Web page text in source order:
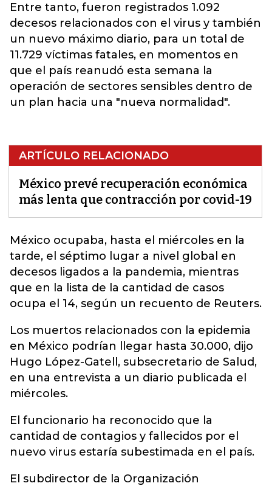
Entre tanto, fueron registrados 1.092
decesos relacionados con el virus y también
un nuevo máximo diario, para un total de
11.729 víctimas fatales, en momentos en
que el país reanudó esta semana la
operación de sectores sensibles dentro de
un plan hacia una "nueva normalidad".
ARTÍCULO RELACIONADO
México prevé recuperación económica
más lenta que contracción por covid-19
México ocupaba, hasta el miércoles en la
tarde, el séptimo lugar a nivel global en
decesos ligados a la pandemia, mientras
que en la lista de la cantidad de casos
ocupa el 14, según un recuento de Reuters.
Los muertos relacionados con la epidemia
en México podrían llegar hasta 30.000, dijo
Hugo López-Gatell, subsecretario de Salud,
en una entrevista a un diario publicada el
miércoles.
El funcionario ha reconocido que la
cantidad de contagios y fallecidos por el
nuevo virus estaría subestimada en el país.
El subdirector de la Organización